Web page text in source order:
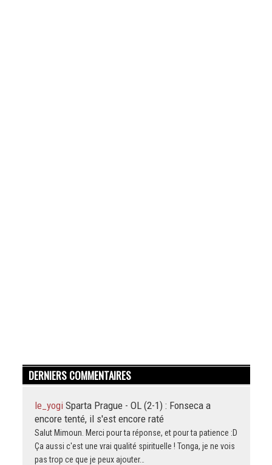
DERNIERS COMMENTAIRES
le_yogi Sparta Prague - OL (2-1) : Fonseca a
encore tenté, il s'est encore raté
Salut Mimoun. Merci pour ta réponse, et pour ta patience :D
Ça aussi c'est une vrai qualité spirituelle ! Tonga, je ne vois
pas trop ce que je peux ajouter…